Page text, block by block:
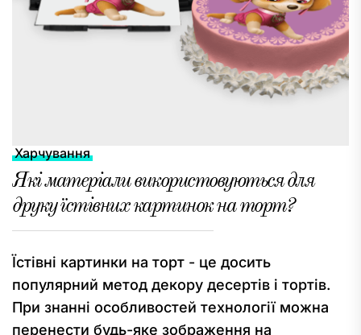
Харчування
Які матеріали використовуються для
друку їстівних картинок на торт?
Їстівні картинки на торт - це досить
популярний метод декору десертів і тортів.
При знанні особливостей технології можна
перенести будь-яке зображення на